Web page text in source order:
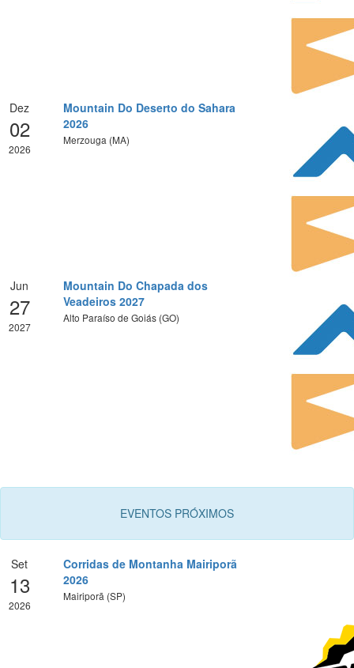
Dez
02
2026
Mountain Do Deserto do Sahara
2026
Merzouga (MA)
Jun
27
2027
Mountain Do Chapada dos
Veadeiros 2027
Alto Paraíso de Goiás (GO)
EVENTOS PRÓXIMOS
Set
13
2026
Corridas de Montanha Mairiporã
2026
Mairiporã (SP)